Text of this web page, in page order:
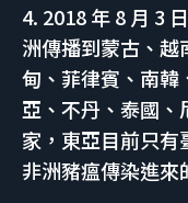
4. 2018 年 8 月 3
洲傳播到蒙古、
甸、菲律賓、南韓
亞、不丹、泰國
家，東亞目前只
非洲豬瘟傳染進來